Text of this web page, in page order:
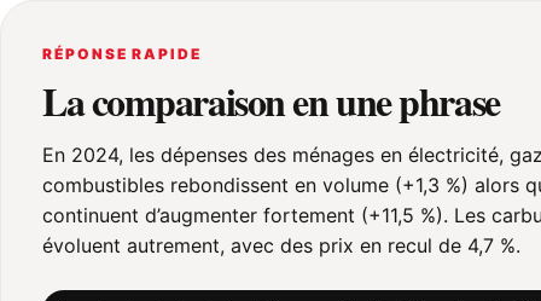
RÉPONSE RAPIDE
La comparaison en une phrase
En 2024, les dépenses des ménages en électricité,
combustibles rebondissent en volume (+1,3 %) alors
continuent d’augmenter fortement (+11,5 %). Les
évoluent autrement, avec des prix en recul de 4,7 %.